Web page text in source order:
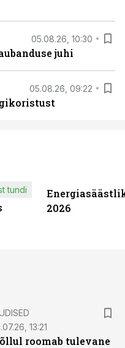
05.08.26, 10:30
juhi
05.08.26, 09:22
tundi
2026
13:21
roomab tulevane